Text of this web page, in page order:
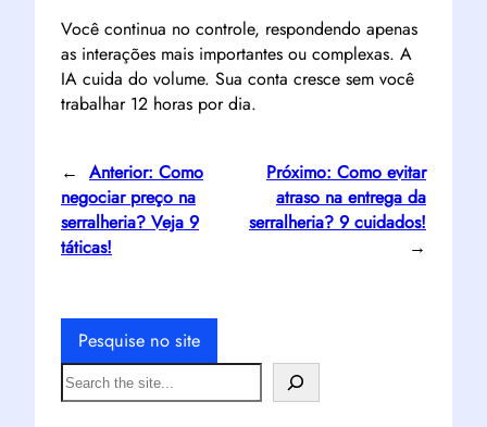
Você continua no controle, respondendo apenas
as interações mais importantes ou complexas. A
IA cuida do volume. Sua conta cresce sem você
trabalhar 12 horas por dia.
← Anterior: Como
negociar preço na
serralheria? Veja 9
táticas!
Próximo: Como evitar
atraso na entrega da
serralheria? 9 cuidados!
→
Pesquise no site
S
e